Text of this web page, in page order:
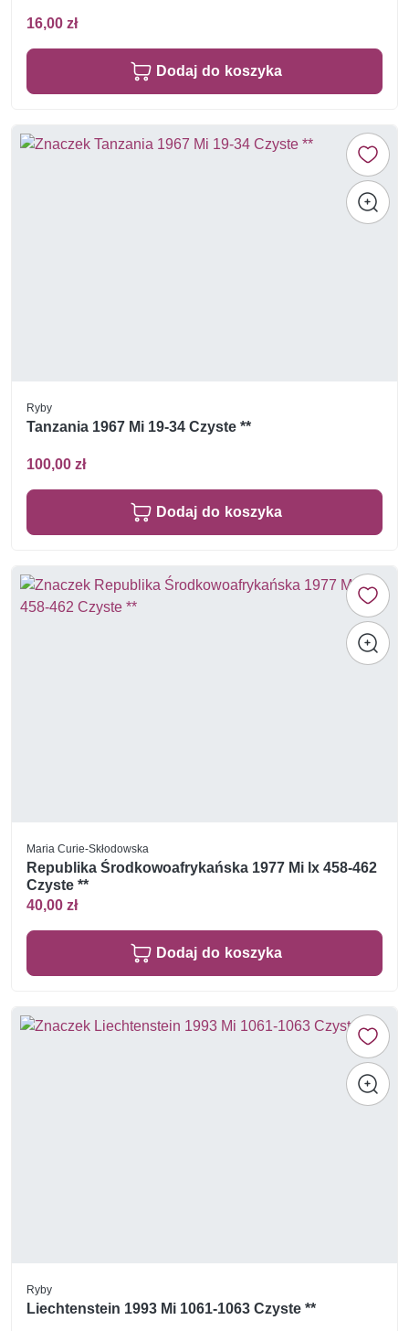
16,00 zł
Dodaj do koszyka
Ryby
Tanzania 1967 Mi 19-34 Czyste **
100,00 zł
Dodaj do koszyka
Maria Curie-Skłodowska
Republika Środkowoafrykańska 1977 Mi lx 458-462
Czyste **
40,00 zł
Dodaj do koszyka
Ryby
Liechtenstein 1993 Mi 1061-1063 Czyste **